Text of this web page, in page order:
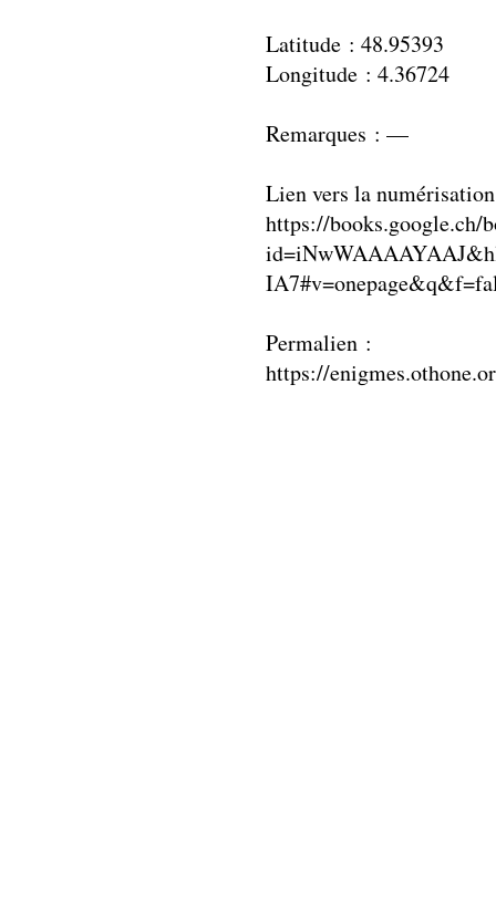
Latitude : 48.95393
Longitude : 4.36724
Remarques : —
Lien vers la
https://books.google.ch/
Permalien :
https://